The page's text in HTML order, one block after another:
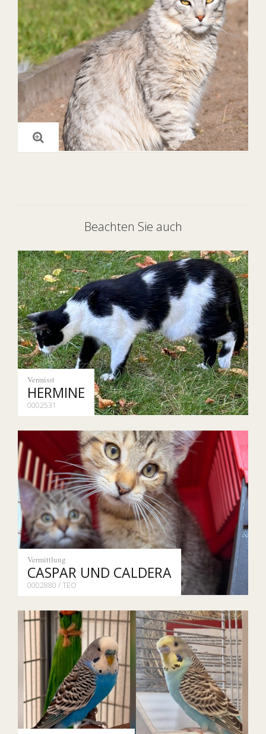
Beachten Sie auch
Vermisst
HERMINE
0002531
Vermittlung
CASPAR UND CALDERA
0002880 / TEO